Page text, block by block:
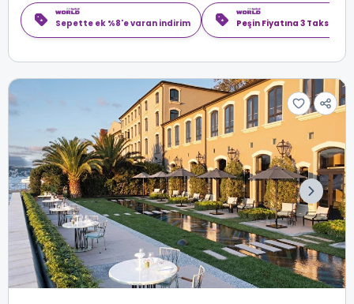
Sepette ek %8'e varan indirim Peşin Fiyatına 3 Taksit